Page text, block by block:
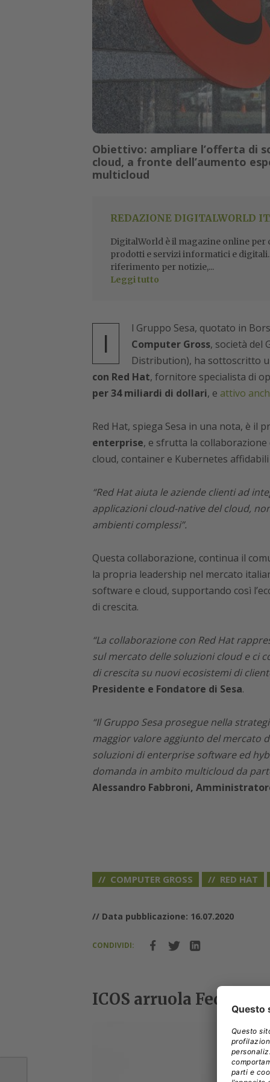
Obiettivo: ampliare l’offerta di
cloud, a fronte dell’aumento
multicloud
REDAZIONE DIGITALWORLD
DigitalWorld è il magazine online per
prodotti e servizi informatici e
riferimento per notizie,...
Leggi tutto
I
l Gruppo Sesa, quotato in
Computer Gross, società del
Distribution), ha sottoscritto
con Red Hat, fornitore specialista di
per 34 miliardi di dollari, e attivo
Red Hat, spiega Sesa in una nota, è
enterprise, e sfrutta la
cloud, container e Kubernetes
“Red Hat aiuta le aziende clienti ad
applicazioni cloud-native del cloud,
ambienti complessi”.
Questa collaborazione, continua il
la propria leadership nel mercato
software e cloud, supportando così
di crescita.
“La collaborazione con Red Hat
sul mercato delle soluzioni cloud e ci
di crescita su nuovi ecosistemi di
Presidente e Fondatore di Sesa.
“Il Gruppo Sesa prosegue nella
maggior valore aggiunto del mercato
soluzionidi enterprise software ed
domanda in ambito multicloud da
Alessandro Fabbroni,
COMPUTER GROSS RED HAT
// Data pubblicazione: 16.07.2020
CONDIVIDI:
ICOS arruola